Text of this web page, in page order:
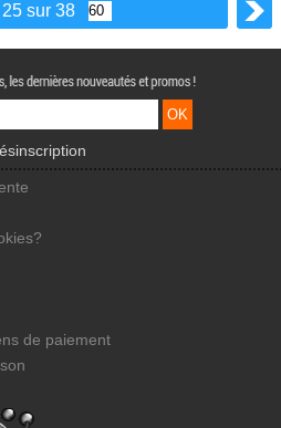
sur 38
de paiement